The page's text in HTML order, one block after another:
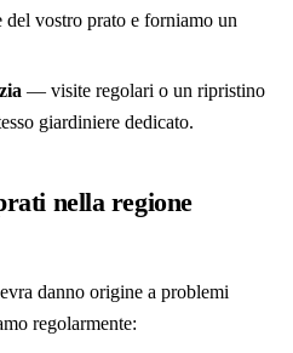
del vostro prato e forniamo un
— visite regolari o un ripristino
giardiniere dedicato.
nella regione
danno origine a problemi
regolarmente: